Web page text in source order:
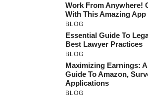
Work From Anywhere!
With This Amazing App
BLOG
Essential Guide To
Best Lawyer Practices
BLOG
Maximizing Earnings:
Guide To Amazon,
Applications
BLOG